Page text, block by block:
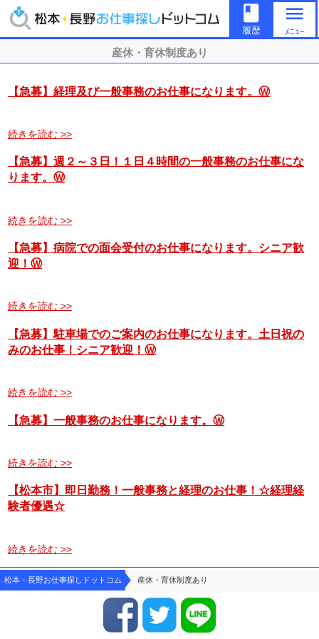
book
履歴
menu
ﾒﾆｭｰ
産休・育休制度あり
【急募】経理及び一般事務のお仕事になります。Ⓦ
続きを読む >>
【急募】週２～３日！１日４時間の一般事務のお仕事にな
ります。Ⓦ
続きを読む >>
【急募】病院での面会受付のお仕事になります。シニア歓
迎！Ⓦ
続きを読む >>
【急募】駐車場でのご案内のお仕事になります。土日祝の
みのお仕事！シニア歓迎！Ⓦ
続きを読む >>
【急募】一般事務のお仕事になります。Ⓦ
続きを読む >>
【松本市】即日勤務！一般事務と経理のお仕事！☆経理経
験者優遇☆
続きを読む >>
松本・長野お仕事探しドットコム 産休・育休制度あり